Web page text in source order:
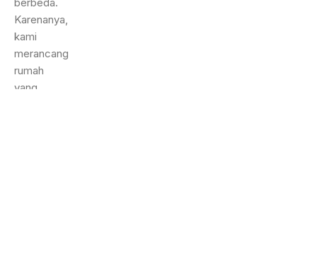
Karenanya,
kami
merancang
rumah
yang